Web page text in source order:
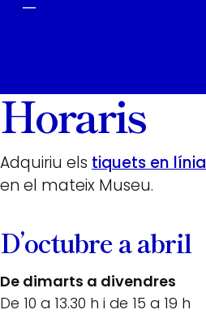
—
Horaris
Adquiriu els tiquets en línia
en el mateix Museu.
D’octubre a abril
De dimarts a divendres
De 10 a 13.30 h i de 15 a 19 h